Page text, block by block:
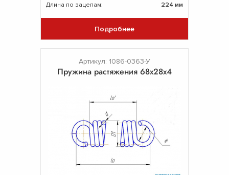
Длина по зацепам:
224 мм
Подробнее
Артикул: 1086-0363-У
Пружина растяжения 68х28х4